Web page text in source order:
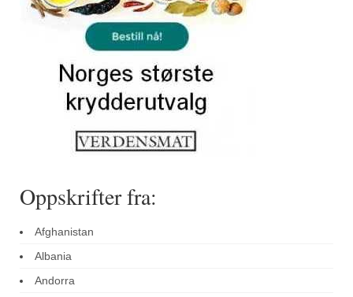
Tapaskrydder
Tomatflak
Kontakt oss
Nettbutikk
Oppskrifter fra:
Afghanistan
Albania
Andorra